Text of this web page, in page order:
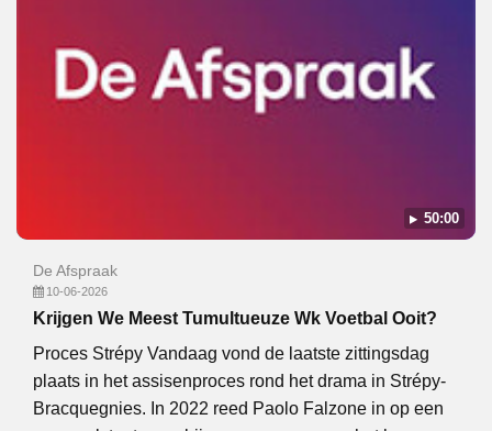
50:00
De Afspraak
10-06-2026
Krijgen We Meest Tumultueuze Wk Voetbal Ooit?
Proces Strépy Vandaag vond de laatste zittingsdag
plaats in het assisenproces rond het drama in Strépy-
Bracquegnies. In 2022 reed Paolo Falzone in op een